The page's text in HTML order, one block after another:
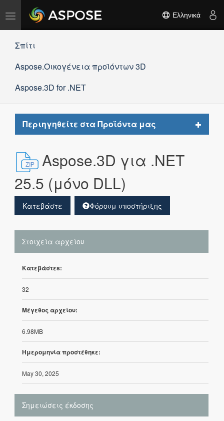
Εναλλαγή
πλοήγησης
Ελληνικά
Σπίτι
Aspose.Οικογένεια προϊόντων 3D
Aspose.3D for .NET
Περιηγηθείτε στα Προϊόντα μας
Toggle
Aspose.3D για .NET
25.5 (μόνο DLL)
Κατεβάστε Φόρουμ υποστήριξης
Στοιχεία αρχείου
Κατεβάστεs:
32
Μέγεθος αρχείου:
6.98MB
Ημερομηνία προστέθηκε:
May 30, 2025
Σημειώσεις έκδοσης